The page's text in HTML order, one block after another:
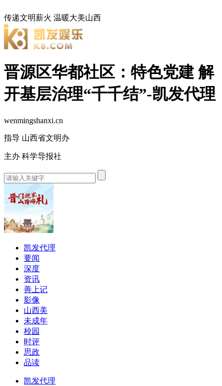
传递文明薪火 温暖大美山西
晋源区华都社区：特色党建 解
开基层治理“千千结”-凯发代理
wenmingshanxi.cn
指导 山西省文明办
主办 科学导报社
凯发代理
要闻
深度
资讯
善上记
影像
山西美
未成年
校园
时评
思政
品读
凯发代理